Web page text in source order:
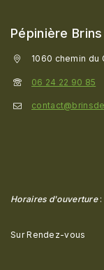
Pépinière
1060 chemin du
06 24 22 90 85
Horaires d'ouverture:
Sur Rendez-vous